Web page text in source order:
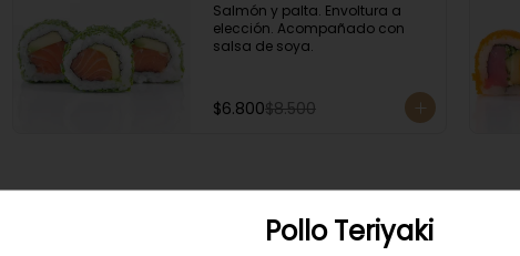
Salmón y palta. Envoltura a
elección. Acompañado con
salsa de soya.
$6.800$8.500
Pollo Teriyaki